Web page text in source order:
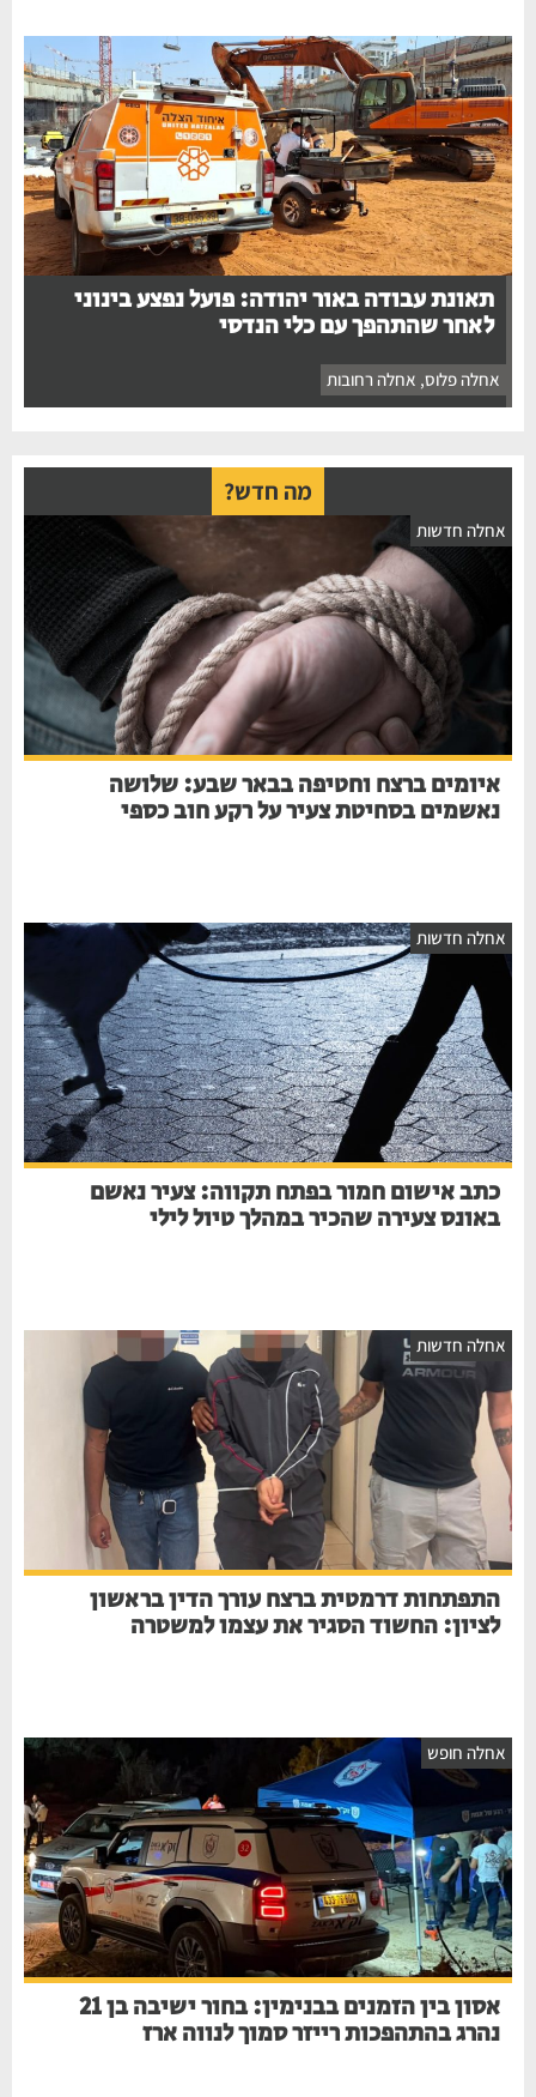
תאונת עבודה באור יהודה: פועל נפצע בינוני
לאחר שהתהפך עם כלי הנדסי
אחלה פלוס, אחלה רחובות
מה חדש?
אחלה חדשות
איומים ברצח וחטיפה בבאר שבע: שלושה
נאשמים בסחיטת צעיר על רקע חוב כספי
אחלה חדשות
כתב אישום חמור בפתח תקווה: צעיר נאשם
באונס צעירה שהכיר במהלך טיול לילי
אחלה חדשות
התפתחות דרמטית ברצח עורך הדין בראשון
לציון: החשוד הסגיר את עצמו למשטרה
אחלה חופש
אסון בין הזמנים בבנימין: בחור ישיבה בן 21
נהרג בהתהפכות רייזר סמוך לנווה ארז